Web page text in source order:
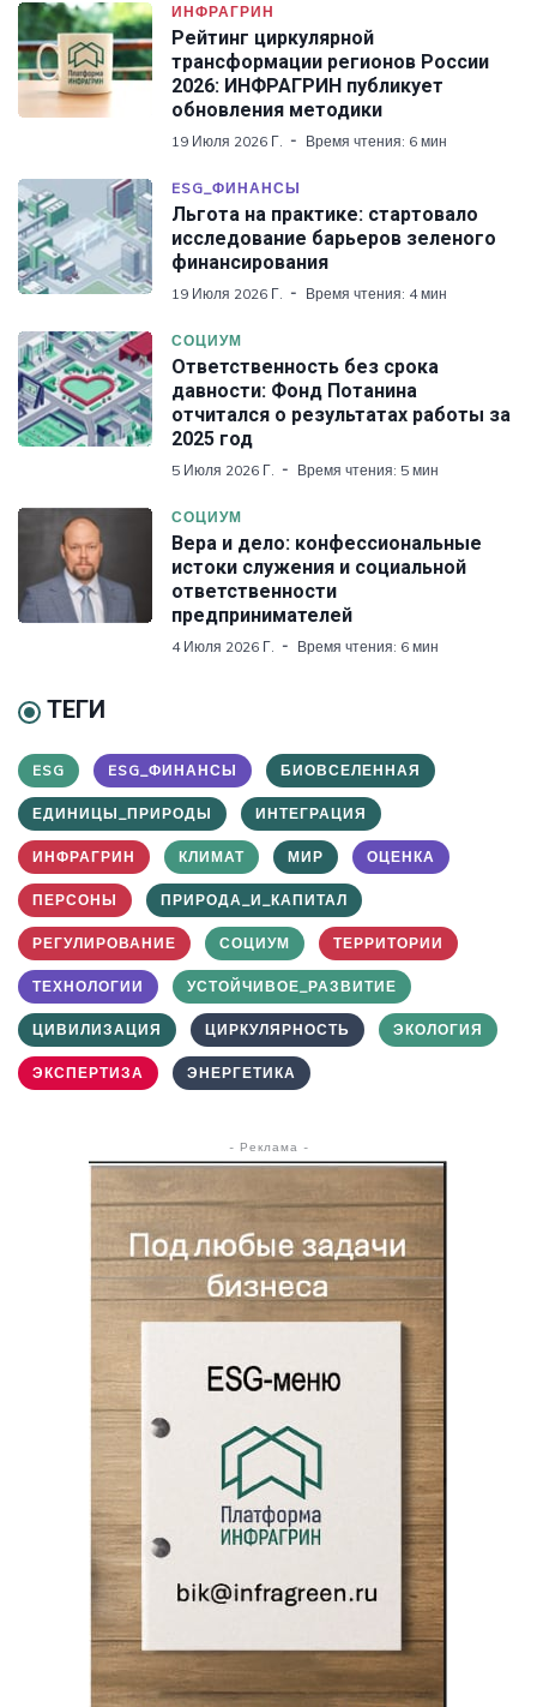
ИНФРАГРИН
Рейтинг циркулярной
трансформации регионов России
2026: ИНФРАГРИН публикует
обновления методики
19 Июля 2026 Г. Время чтения: 6 мин
ESG_ФИНАНСЫ
Льгота на практике: стартовало
исследование барьеров зеленого
финансирования
19 Июля 2026 Г. Время чтения: 4 мин
СОЦИУМ
Ответственность без срока
давности: Фонд Потанина
отчитался о результатах работы за
2025 год
5 Июля 2026 Г. Время чтения: 5 мин
СОЦИУМ
Вера и дело: конфессиональные
истоки служения и социальной
ответственности
предпринимателей
4 Июля 2026 Г. Время чтения: 6 мин
ТЕГИ
ESG ESG_ФИНАНСЫ БИОВСЕЛЕННАЯ
ЕДИНИЦЫ_ПРИРОДЫ ИНТЕГРАЦИЯ
ИНФРАГРИН КЛИМАТ МИР ОЦЕНКА
ПЕРСОНЫ ПРИРОДА_И_КАПИТАЛ
РЕГУЛИРОВАНИЕ СОЦИУМ ТЕРРИТОРИИ
ТЕХНОЛОГИИ УСТОЙЧИВОЕ_РАЗВИТИЕ
ЦИВИЛИЗАЦИЯ ЦИРКУЛЯРНОСТЬ ЭКОЛОГИЯ
ЭКСПЕРТИЗА ЭНЕРГЕТИКА
- Реклама -